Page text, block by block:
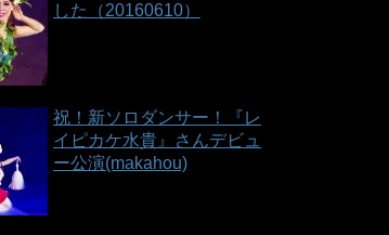
した（20160610）
祝！新ソロダンサー！『レ
イピカケ水貴』さんデビュ
ー公演(makahou)